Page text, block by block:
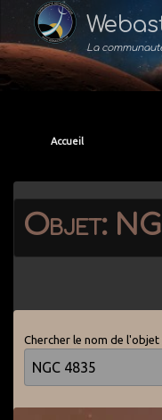
La
Accueil
Objet:
Chercher le nom de l'objet